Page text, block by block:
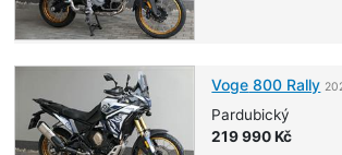
Voge 800 Rally
Pardubický
219 990 Kč